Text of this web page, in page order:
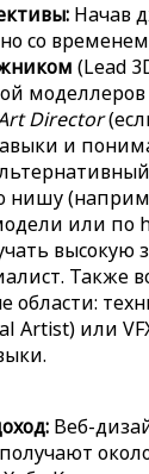
Начав
со временем
(Lead
моделлеров
Director
и
нишу
или по
высокую
Также
области:
Artist) или
Веб-